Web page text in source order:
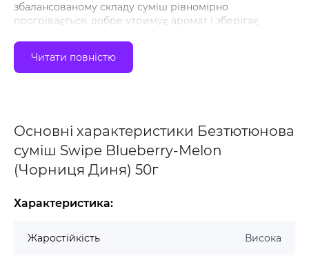
збалансованому складу суміш рівномірно
прогрівається, добре утримує аромат і зберігає
Особливості безтютюнової суміші Swipe
Не містить тютюну.
клітковини.
Насичений аромат та яскравий смак.
Висока жаростійкість.
Не прилипає до рук під час використання.
Читати повністю
Основні характеристики Безтютюнова
суміш Swipe Blueberry-Melon
(Чорниця Диня) 50г
Характеристика:
Жаростійкість Висока